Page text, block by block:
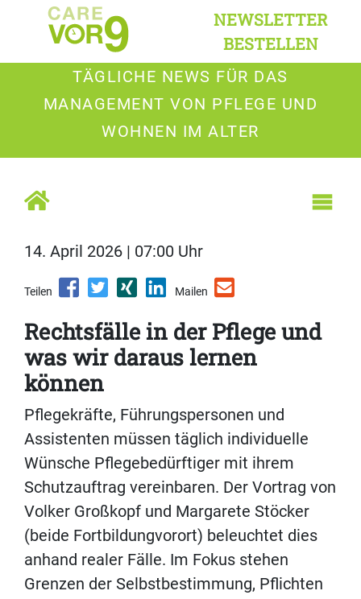
NEWSLETTER
BESTELLEN
TÄGLICHE NEWS FÜR DAS
MANAGEMENT VON PFLEGE UND
WOHNEN IM ALTER
14. April 2026 | 07:00 Uhr
Teilen Mailen
Rechtsfälle in der Pflege und
was wir daraus lernen
können
Pflegekräfte, Führungspersonen und
Assistenten müssen täglich individuelle
Wünsche Pflegebedürftiger mit ihrem
Schutzauftrag vereinbaren. Der Vortrag von
Volker Großkopf und Margarete Stöcker
(beide Fortbildungvorort) beleuchtet dies
anhand realer Fälle. Im Fokus stehen
Grenzen der Selbstbestimmung, Pflichten